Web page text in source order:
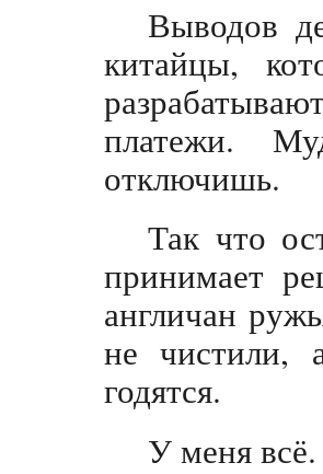
Выводов
китайцы,
платежи.
отключишь.
Так что
принимает
англичан
не чистили,
годятся.
У меня всё.